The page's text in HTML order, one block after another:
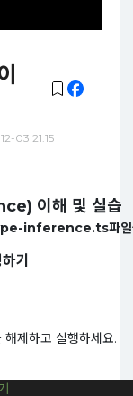
03 21:15
이해 및 실습
inference.ts파일
기
제하고 실행하세요.